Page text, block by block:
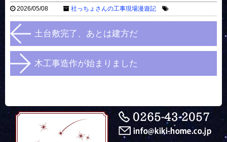
2026/05/08 社っちょさんの工事現場漫遊記
土台敷完了、あとは建方だ
木工事造作が始まりました